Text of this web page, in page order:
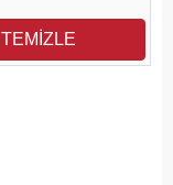
TEMİZLE